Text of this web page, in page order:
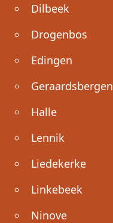
Dilbeek
Drogenbos
Edingen
Geraardsbergen
Halle
Lennik
Liedekerke
Linkebeek
Ninove